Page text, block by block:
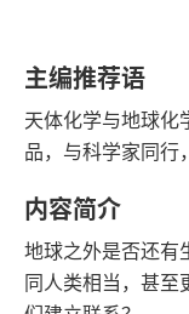
2020-12-
发行日期
主编推荐语
天体化学与地球化
品，与科学家同行
内容简介
地球之外是否还有
同人类相当，甚至